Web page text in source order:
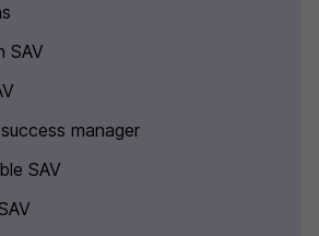
SAV
manager
SAV